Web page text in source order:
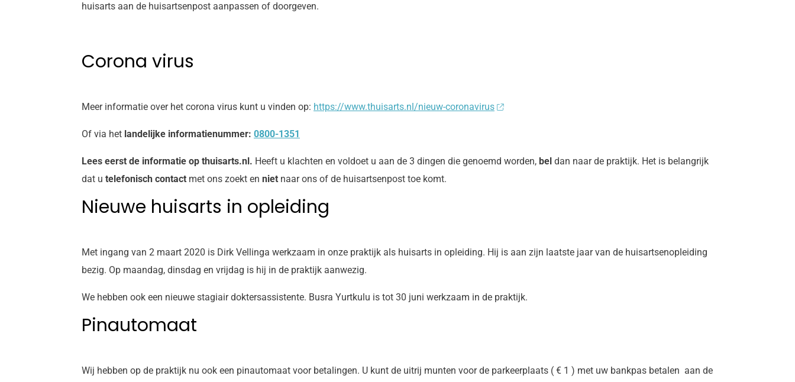
huisarts aan de huisartsenpost aanpassen of doorgeven.
Corona virus
Meer informatie over het corona virus kunt u vinden op: https://www.thuisarts.nl/nieuw-coronavirus
Of via het landelijke informatienummer: 0800-1351
Lees eerst de informatie op thuisarts.nl. Heeft u klachten en voldoet u aan de 3 dingen die genoemd worden, bel dan naar de praktijk. Het is belangrijk
dat u telefonisch contact met ons zoekt en niet naar ons of de huisartsenpost toe komt.
Nieuwe huisarts in opleiding
Met ingang van 2 maart 2020 is Dirk Vellinga werkzaam in onze praktijk als huisarts in opleiding. Hij is aan zijn laatste jaar van de huisartsenopleiding
bezig. Op maandag, dinsdag en vrijdag is hij in de praktijk aanwezig.
We hebben ook een nieuwe stagiair doktersassistente. Busra Yurtkulu is tot 30 juni werkzaam in de praktijk.
Pinautomaat
Wij hebben op de praktijk nu ook een pinautomaat voor betalingen. U kunt de uitrij munten voor de parkeerplaats ( € 1 ) met uw bankpas betalen aan de